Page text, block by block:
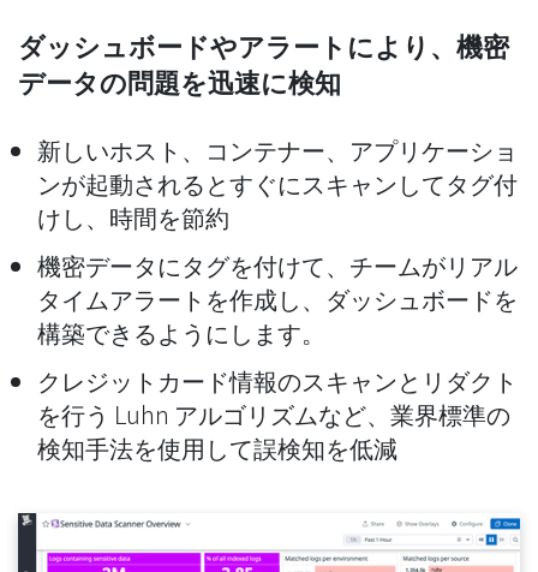
ダッシュボードやアラートにより、機密
データの問題を迅速に検知
新しいホスト、コンテナー、アプリケーショ
ンが起動されるとすぐにスキャンしてタグ付
けし、時間を節約
機密データにタグを付けて、チームがリアル
タイムアラートを作成し、ダッシュボードを
構築できるようにします。
クレジットカード情報のスキャンとリダクト
を行う Luhn アルゴリズムなど、業界標準の
検知手法を使用して誤検知を低減